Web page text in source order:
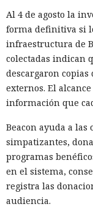
cientos de millones
En el interior de los
de redes proxy
encaminan el
conexiones
esquema, el
usuario externo
IP ajena, y los
conexión, sino la
El componente
plano incluso
permanece
lo que el tráfico
Al 4 de agosto la
forma definitiva si
infraestructura de
colectadas indican
descargaron copias
externos. El
información que
Beacon ayuda a
simpatizantes,
programas
en el sistema,
registra las
audiencia.